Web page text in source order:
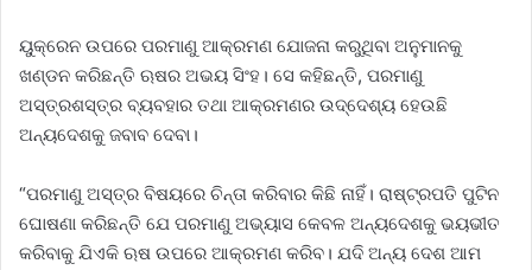
ୟୁକ୍ରେନ ଉପରେ ପରମାଣୁ ଆକ୍ରମଣ ଯୋଜନା କରୁଥିବା ଅନୁମାନକୁ
ଖଣ୍ଡନ କରିଛନ୍ତି ଋଷର ଅଭୟ ସିଂହ। ସେ କହିଛନ୍ତି, ପରମାଣୁ
ଅସ୍ତ୍ରଶସ୍ତ୍ର ବ୍ୟବହାର ତଥା ଆକ୍ରମଣର ଉଦ୍ଦେଶ୍ୟ ହେଉଛି
ଅନ୍ୟଦେଶକୁ ଜବାବ ଦେବା।
“ପରମାଣୁ ଅସ୍ତ୍ର ବିଷୟରେ ଚିନ୍ତା କରିବାର କିଛି ନାହିଁ। ରାଷ୍ଟ୍ରପତି ପୁଟିନ
ଘୋଷଣା କରିଛନ୍ତି ଯେ ପରମାଣୁ ଅଭ୍ୟାସ କେବଳ ଅନ୍ୟଦେଶକୁ ଭୟଭୀତ
କରିବାକୁ ଯିଏକି ଋଷ ଉପରେ ଆକ୍ରମଣ କରିବ। ଯଦି ଅନ୍ୟ ଦେଶ ଆମ